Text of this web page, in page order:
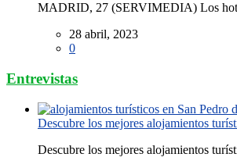
MADRID, 27 (SERVIMEDIA) Los
28 abril, 2023
0
Entrevistas
Descubre los mejores alojamientos
Descubre los mejores alojamientos